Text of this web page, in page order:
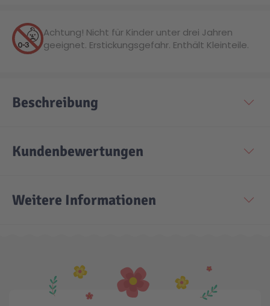
Speed Champions
Super Mario
Technic
Wiltopia
Cars
Spiel-Ei
Achtung! Nicht für Kinder unter drei Jahren
geeignet. Erstickungsgefahr. Enthält Kleinteile.
Beschreibung
Kundenbewertungen
Weitere Informationen